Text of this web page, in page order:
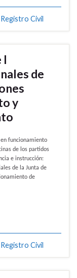
Registro Civil
I
de
y
funcionamiento
de los partidos
e instrucción:
de la Junta de
de
Registro Civil